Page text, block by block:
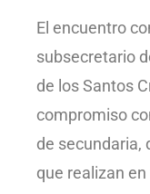
El encuentro
subsecretario
de los Santos
compromiso
de secundaria,
que realizan